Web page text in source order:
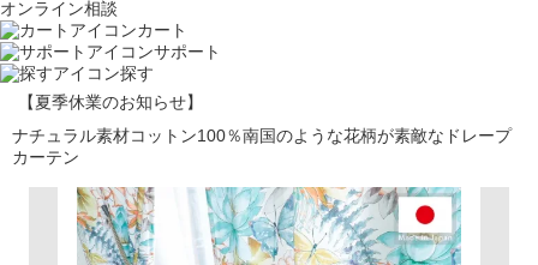
オンライン相談
カート
サポート
探す
【夏季休業のお知らせ】
ナチュラル素材コットン100％南国のような花柄が素敵なドレープ
カーテン